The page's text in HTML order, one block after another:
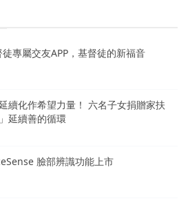
徒專屬交友APP，基督徒的新福音
續化作希望力量！ 六名子女捐贈家扶
延續善的循環
臉部辨識功能上市